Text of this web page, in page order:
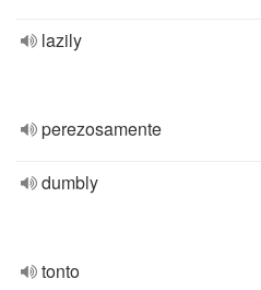
lazily
perezosamente
dumbly
tonto